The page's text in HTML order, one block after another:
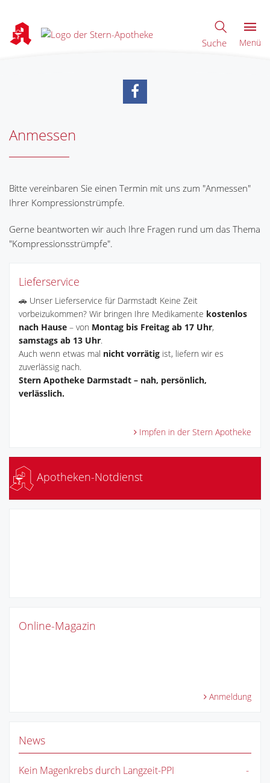
Suche Menü
Anmessen
Bitte vereinbaren Sie einen Termin mit uns zum "Anmessen"
Ihrer Kompressionstrümpfe.
Gerne beantworten wir auch Ihre Fragen rund um das Thema
"Kompressionsstrümpfe".
Lieferservice
🚗 Unser Lieferservice für Darmstadt Keine Zeit
vorbeizukommen? Wir bringen Ihre Medikamente kostenlos
nach Hause – von Montag bis Freitag ab 17 Uhr,
samstags ab 13 Uhr.
Auch wenn etwas mal nicht vorrätig ist, liefern wir es
zuverlässig nach.
Stern Apotheke Darmstadt – nah, persönlich,
verlässlich.
Impfen in der Stern Apotheke
Apotheken-Notdienst
Online-Magazin
Anmeldung
News
Kein Magenkrebs durch Langzeit-PPI